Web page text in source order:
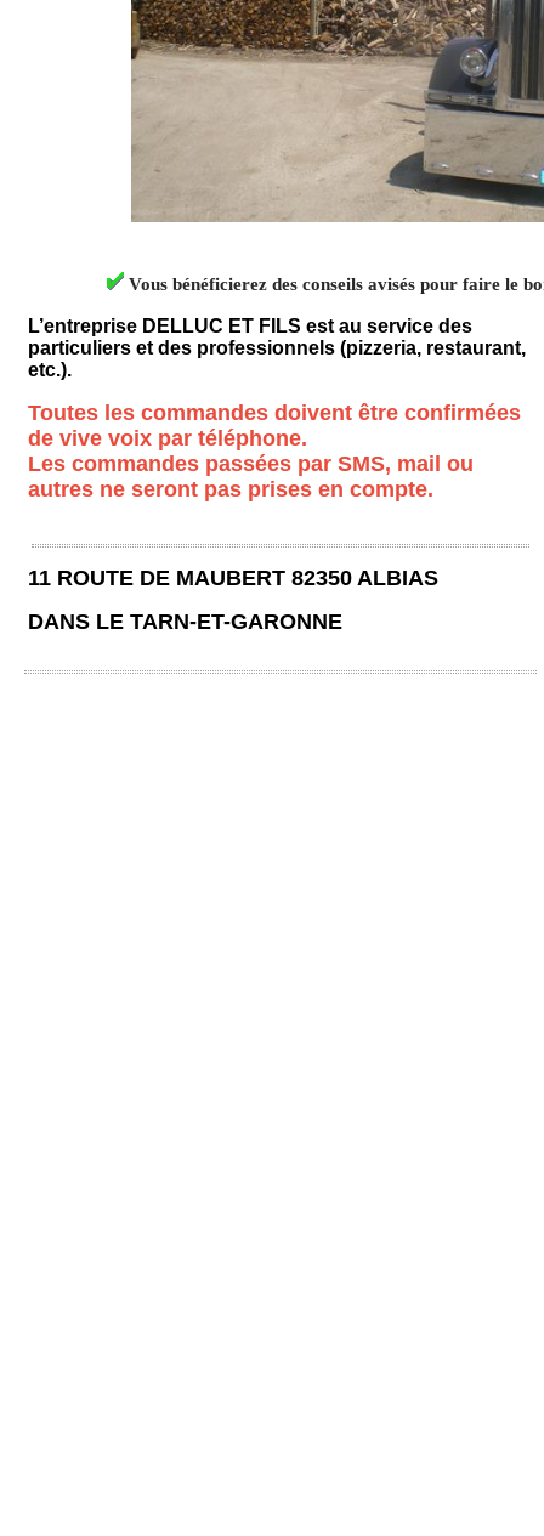
Vous bénéficierez des conseils avisés pour faire le
L’entreprise DELLUC ET FILS est au service des
particuliers et des professionnels (pizzeria, restaurant,
etc.).
Toutes les commandes doivent être confirmées
de vive voix par téléphone.
Les commandes passées par SMS, mail ou
autres ne seront pas prises en compte.
11 ROUTE DE MAUBERT 82350 ALBIAS
DANS LE TARN-ET-GARONNE